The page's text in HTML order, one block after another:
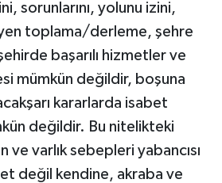
sorunlarını, yolunu izini,
toplama/derleme, şehre
başarılı hizmetler ve
mümkün değildir, boşuna
kararlarda isabet
değildir. Bu nitelikteki
ve varlık sebepleri yabancısı
değil kendine, akraba ve